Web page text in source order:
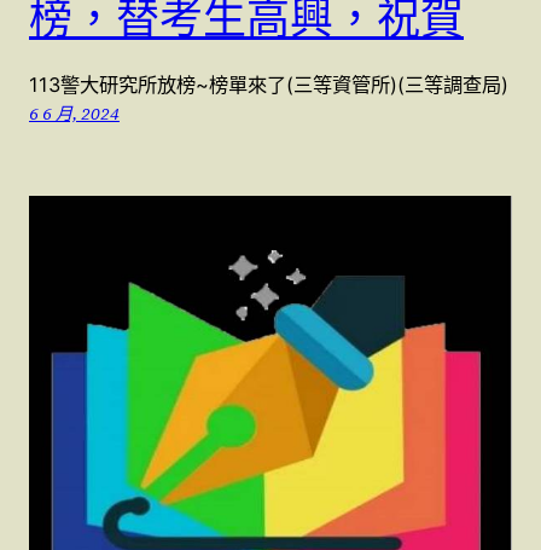
榜，替考生高興，祝賀
113警大研究所放榜~榜單來了(三等資管所)(三等調查局)
6 6 月, 2024